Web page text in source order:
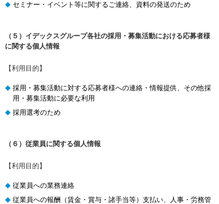
◆ セミナー・イベント等に関するご連絡、資料の発送のため
（５）イデックスグループ各社の採用・募集活動における応募者様
に関する個人情報
【利用目的】
◆ 採用・募集活動に対する応募者様への連絡・情報提供、その他採
用・募集活動に必要な利用
◆ 採用選考のため
（６）従業員に関する個人情報
【利用目的】
◆ 従業員への業務連絡
◆ 従業員への報酬（賃金・賞与・諸手当等）支払い、人事・労務管